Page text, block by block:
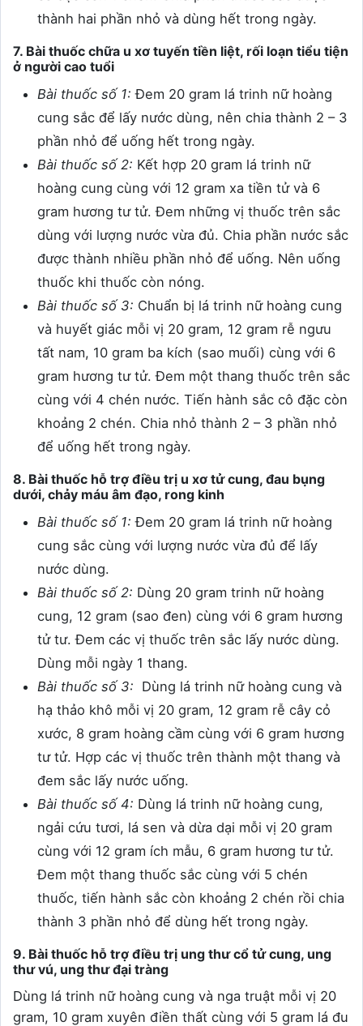
thành hai phần nhỏ và dùng hết trong ngày.
7. Bài thuốc chữa u xơ tuyến tiền liệt, rối loạn tiểu tiện
ở người cao tuổi
Bài thuốc số 1: Đem 20 gram lá trinh nữ hoàng
cung sắc để lấy nước dùng, nên chia thành 2 – 3
phần nhỏ để uống hết trong ngày.
Bài thuốc số 2: Kết hợp 20 gram lá trinh nữ
hoàng cung cùng với 12 gram xa tiền tử và 6
gram hương tư tử. Đem những vị thuốc trên sắc
dùng với lượng nước vừa đủ. Chia phần nước sắc
được thành nhiều phần nhỏ để uống. Nên uống
thuốc khi thuốc còn nóng.
Bài thuốc số 3: Chuẩn bị lá trinh nữ hoàng cung
và huyết giác mỗi vị 20 gram, 12 gram rễ ngưu
tất nam, 10 gram ba kích (sao muối) cùng với 6
gram hương tư tử. Đem một thang thuốc trên sắc
cùng với 4 chén nước. Tiến hành sắc cô đặc còn
khoảng 2 chén. Chia nhỏ thành 2 – 3 phần nhỏ
để uống hết trong ngày.
8. Bài thuốc hỗ trợ điều trị u xơ tử cung, đau bụng
dưới, chảy máu âm đạo, rong kinh
Bài thuốc số 1: Đem 20 gram lá trinh nữ hoàng
cung sắc cùng với lượng nước vừa đủ để lấy
nước dùng.
Bài thuốc số 2: Dùng 20 gram trinh nữ hoàng
cung, 12 gram (sao đen) cùng với 6 gram hương
tử tư. Đem các vị thuốc trên sắc lấy nước dùng.
Dùng mỗi ngày 1 thang.
Bài thuốc số 3: Dùng lá trinh nữ hoàng cung và
hạ thảo khô mỗi vị 20 gram, 12 gram rễ cây cỏ
xước, 8 gram hoàng cầm cùng với 6 gram hương
tư tử. Hợp các vị thuốc trên thành một thang và
đem sắc lấy nước uống.
Bài thuốc số 4: Dùng lá trinh nữ hoàng cung,
ngải cứu tươi, lá sen và dừa dại mỗi vị 20 gram
cùng với 12 gram ích mẫu, 6 gram hương tư tử.
Đem một thang thuốc sắc cùng với 5 chén
thuốc, tiến hành sắc còn khoảng 2 chén rồi chia
thành 3 phần nhỏ để dùng hết trong ngày.
9. Bài thuốc hỗ trợ điều trị ung thư cổ tử cung, ung
thư vú, ung thư đại tràng
Dùng lá trinh nữ hoàng cung và nga truật mỗi vị 20
gram, 10 gram xuyên điền thất cùng với 5 gram lá đu